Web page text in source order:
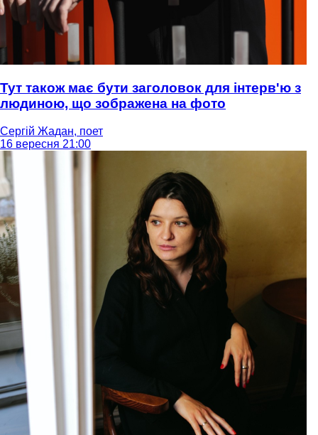
Тут також має бути заголовок для інтерв'ю з
людиною, що зображена на фото
Сергій Жадан, поет
16 вересня 21:00